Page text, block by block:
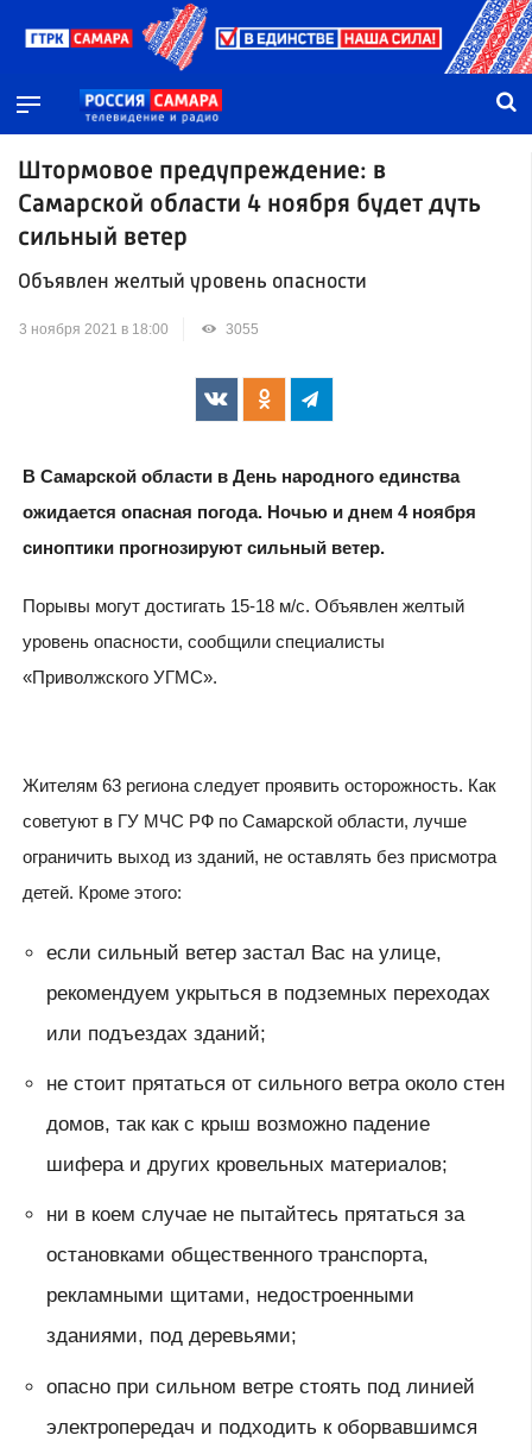
Штормовое предупреждение: в
Самарской области 4 ноября будет дуть
сильный ветер
Объявлен желтый уровень опасности
3 ноября 2021 в 18:00 3055
В Самарской области в День народного единства
ожидается опасная погода. Ночью и днем 4 ноября
синоптики прогнозируют сильный ветер.
Порывы могут достигать 15-18 м/с. Объявлен желтый
уровень опасности, сообщили специалисты
«Приволжского УГМС».
Жителям 63 региона следует проявить осторожность. Как
советуют в ГУ МЧС РФ по Самарской области, лучше
ограничить выход из зданий, не оставлять без присмотра
детей. Кроме этого:
если сильный ветер застал Вас на улице,
рекомендуем укрыться в подземных переходах
или подъездах зданий;
не стоит прятаться от сильного ветра около стен
домов, так как с крыш возможно падение
шифера и других кровельных материалов;
ни в коем случае не пытайтесь прятаться за
остановками общественного транспорта,
рекламными щитами, недостроенными
зданиями, под деревьями;
опасно при сильном ветре стоять под линией
электропередач и подходить к оборвавшимся